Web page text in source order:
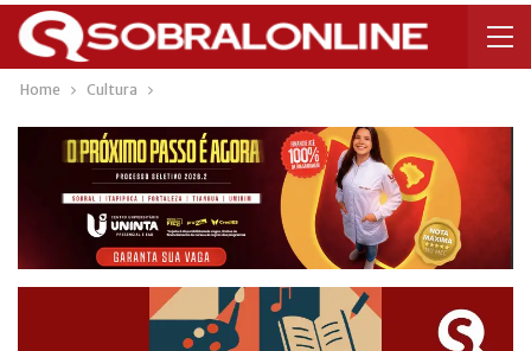
Home Cultura